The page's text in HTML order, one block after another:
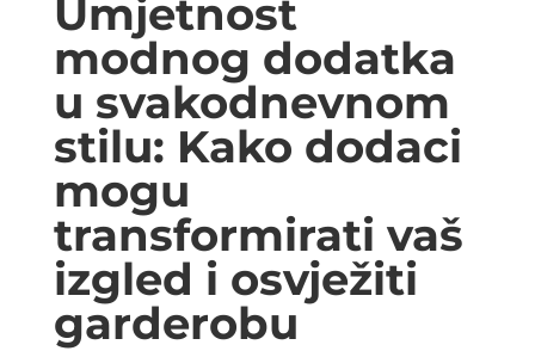
Umjetnost
modnog dodatka
u svakodnevnom
stilu: Kako dodaci
mogu
transformirati vaš
izgled i osvježiti
garderobu